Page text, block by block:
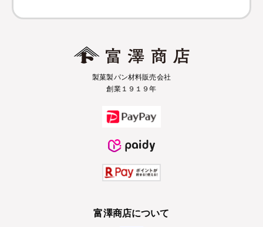
製菓製パン材料販売会社
創業１９１９年
富澤商店について